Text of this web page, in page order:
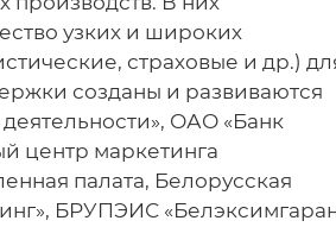
узких и широких
страховые и др.)
созданы и развиваются
ОАО «Банк
центр маркетинга
палата, Белорусская
БРУПЭИС